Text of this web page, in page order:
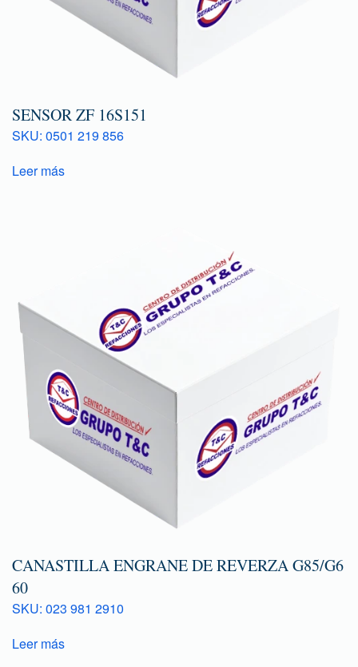
SENSOR ZF 16S151
SKU: 0501 219 856
Leer más
CANASTILLA ENGRANE DE REVERZA G85/G6
60
SKU: 023 981 2910
Leer más